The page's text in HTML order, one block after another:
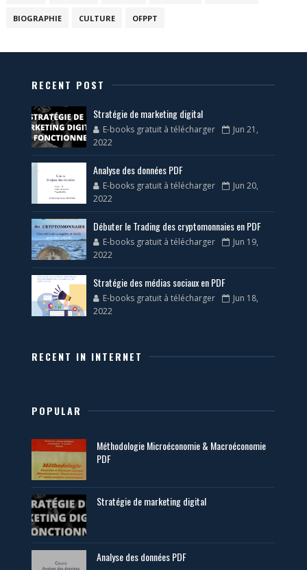
BIOGRAPHIE CULTURE OFPPT
RECENT POST
Stratégie de marketing digital
E-books gratuit à télécharger
Jun 21,
2022
Analyse des données PDF
E-books gratuit à télécharger
Jun 20,
2022
Débuter le Trading des cryptomonnaies en PDF
E-books gratuit à télécharger
Jun 19,
2022
Stratégie des médias sociaux en PDF
E-books gratuit à télécharger
Jun 18,
2022
RECENT IN INTERNET
POPULAR
Méthodologie Microéconomie & Macroéconomie
PDF
Stratégie de marketing digital
Analyse des données PDF